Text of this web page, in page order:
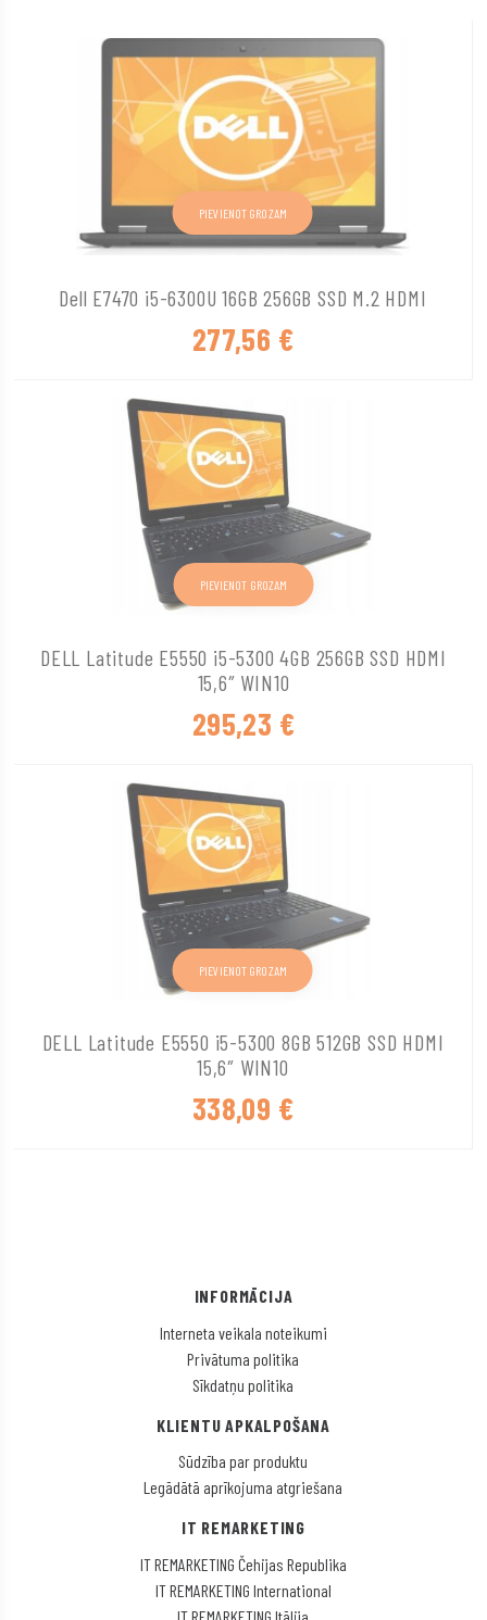
Dell E7470 i5-6300U 16GB 256GB SSD M.2 HDMI
277,56 €
PIEVIENOT GROZAM
DELL Latitude E5550 i5-5300 4GB 256GB SSD HDMI
15,6″ WIN10
295,23 €
PIEVIENOT GROZAM
DELL Latitude E5550 i5-5300 8GB 512GB SSD HDMI
15,6″ WIN10
338,09 €
PIEVIENOT GROZAM
INFORMĀCIJA
Interneta veikala noteikumi
Privātuma politika
Sīkdatņu politika
KLIENTU APKALPOŠANA
Sūdzība par produktu
Legādātā aprīkojuma atgriešana
IT REMARKETING
IT REMARKETING Čehijas Republika
IT REMARKETING International